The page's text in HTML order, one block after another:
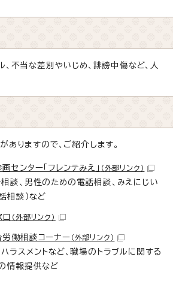
不当な差別やいじめ、誹謗中傷など、人
りますので、ご紹介します。
センター「フレンテみえ」 （外部リンク）
談、男性のための電話相談、みえにじい
相談）など
（外部リンク）
働相談コーナー （外部リンク）
ハラスメントなど、職場のトラブルに関する
情報提供など